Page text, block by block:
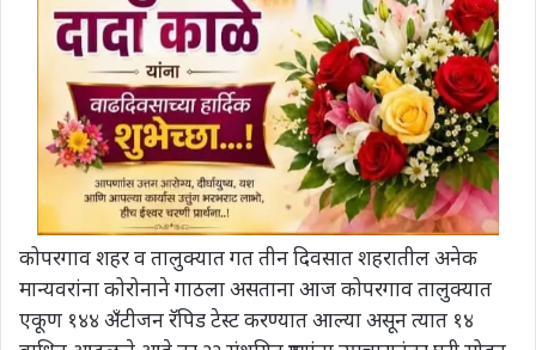
कोपरगाव शहर व तालुक्यात गत तीन दिवसात शहरातील अनेक
मान्यवरांना कोरोनाने गाठला असताना आज कोपरगाव तालुक्यात
एकूण १४४ अँटीजन रॅपिड टेस्ट करण्यात आल्या असून त्यात १४